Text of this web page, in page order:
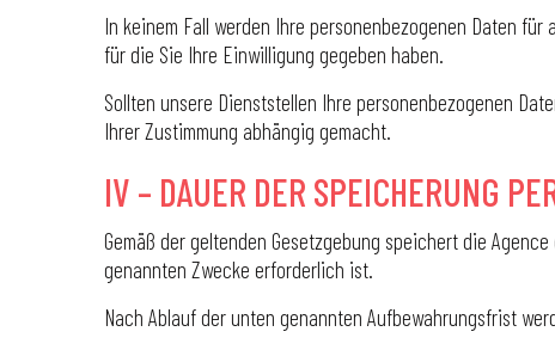
In keinem Fall werden Ihre personenbezogenen Daten
für die Sie Ihre Einwilligung gegeben haben.
Sollten unsere Dienststellen Ihre personenbezogenen
Ihrer Zustimmung abhängig gemacht.
IV – DAUER DER SPEICHERUNG
Gemäß der geltenden Gesetzgebung speichert die
genannten Zwecke erforderlich ist.
Nach Ablauf der unten genannten Aufbewahrungsfrist